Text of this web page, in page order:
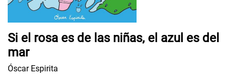
Si el rosa es de las niñas, el azul es del
mar
Óscar Espirita